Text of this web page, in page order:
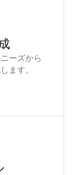
ーズから
ます。